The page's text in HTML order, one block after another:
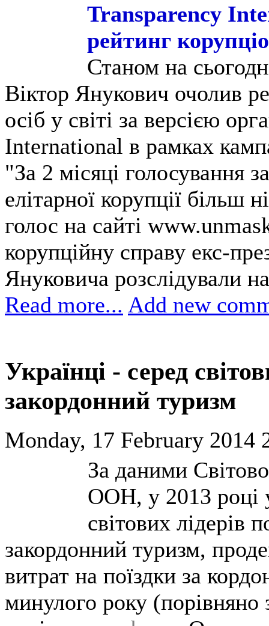
Transparency
рейтинг
Станом на
Віктор Янукович очолив
осіб у світі за версією
International в рамках
"За 2 місяці голосування
елітарної корупції більш
голос на сайті
корупційну справу екс-
Януковича розслідували
Read more... Add new
Українці - серед
закордонний туризм
Monday, 17 February 2014
За даними
ООН, у 2013 році
світових лідерів
закордонний туризм,
витрат на поїздки за
минулого року